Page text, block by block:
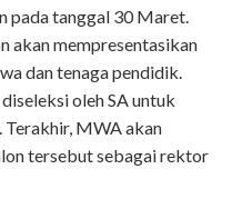
pada tanggal 30 Maret.
akan mempresentasikan
dan tenaga pendidik.
oleh SA untuk
MWA akan
tersebut sebagai rektor